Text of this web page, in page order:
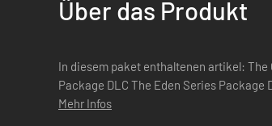
Über das Produkt
In diesem paket enthaltenen artikel: The
Package DLC The Eden Series Package
Mehr Infos